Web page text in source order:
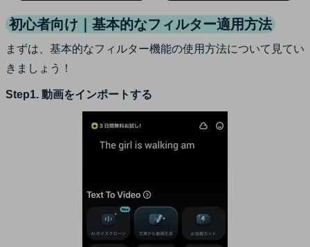
初心者向け｜基本的なフィルター適用方法
まずは、基本的なフィルター機能の使用方法について見てい
きましょう！
Step1. 動画をインポートする